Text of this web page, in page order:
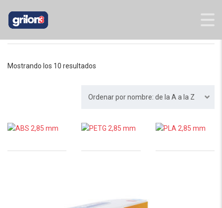
Mostrando los 10 resultados
Ordenar por nombre: de la A a la Z